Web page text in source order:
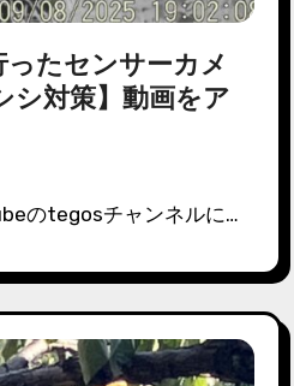
ったセンサーカメ
シ対策】動画をア
のtegosチャンネルに…